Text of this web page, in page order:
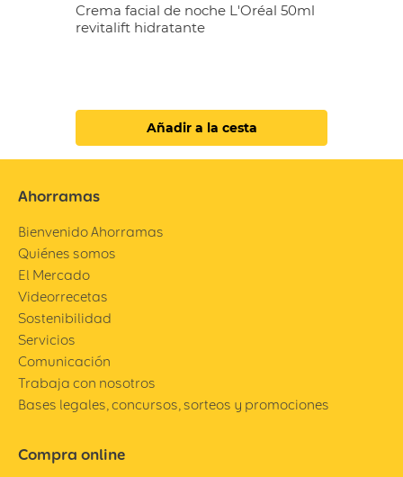
Crema facial de noche L'Oréal 50ml
revitalift hidratante
Añadir a la cesta
Ahorramas
Bienvenido Ahorramas
Quiénes somos
El Mercado
Videorrecetas
Sostenibilidad
Servicios
Comunicación
Trabaja con nosotros
Bases legales, concursos, sorteos y promociones
Compra online